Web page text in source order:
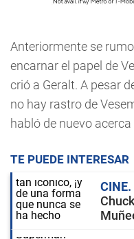
Anteriormente se
encarnar el papel de
crió a Geralt. A pesar
no hay rastro de
habló de nuevo
TE PUEDE INTERESAR
CINE